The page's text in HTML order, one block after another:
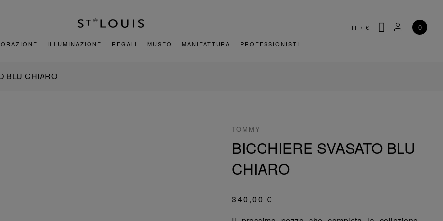
IT / € CERCAIL MIO
0
ILLUMINAZIONE REGALI MUSEO MANIFATTURA PROFESSIONISTI
BLU CHIARO
TOMMY
BICCHIERE SVASATO BLU
CHIARO
340,00 €